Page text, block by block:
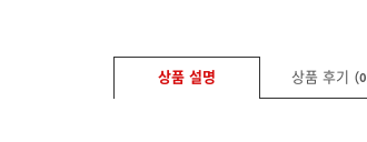
상품 설명 상품 후기 (0